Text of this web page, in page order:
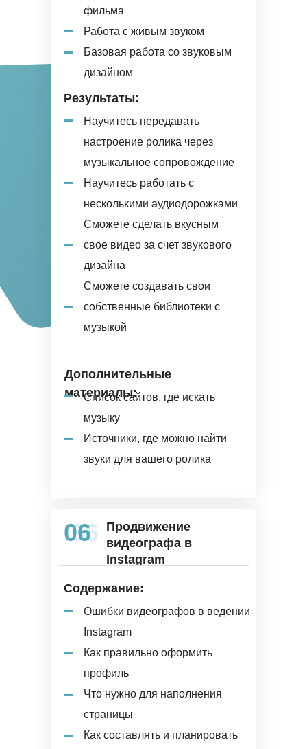
фильма
Работа с живым звуком
Базовая работа со звуковым
дизайном
Дополнительные
материалы:
Список сайтов, где искать
музыку
Источники, где можно найти
звуки для вашего ролика
Результаты:
Научитесь передавать
настроение ролика через
музыкальное сопровождение
Научитесь работать с
несколькими аудиодорожками
Сможете сделать вкусным
свое видео за счет звукового
дизайна
Сможете создавать свои
собственные библиотеки с
музыкой
06
06
Продвижение
видеографа в
Instagram
Содержание:
Ошибки видеографов в ведении
Instagram
Как правильно оформить
профиль
Что нужно для наполнения
страницы
Как составлять и планировать